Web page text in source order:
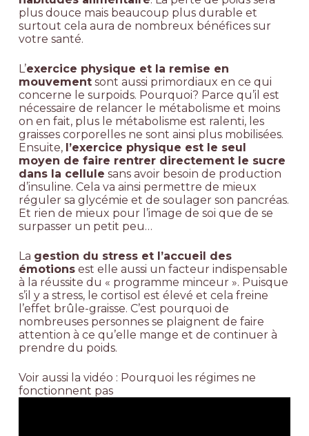
plus douce mais beaucoup plus durable et
surtout cela aura de nombreux bénéfices sur
votre santé.
L’exercice physique et la remise en
mouvementsont aussi primordiaux en ce qui
concerne le surpoids. Pourquoi? Parce qu’il est
nécessaire de relancer le métabolisme et moins
on en fait, plus le métabolisme est ralenti, les
graisses corporelles ne sont ainsi plus mobilisées.
Ensuite, l’exercice physique est le seul
moyen de faire rentrer directement le sucre
dans la cellule sans avoir besoin de production
d’insuline. Cela va ainsi permettre de mieux
réguler sa glycémie et de soulager son pancréas.
Et rien de mieux pour l’image de soi que de se
surpasser un petit peu…
La gestion du stress et l’accueil des
émotionsest elle aussi un facteur indispensable
à la réussite du « programme minceur ». Puisque
s’il y a stress, le cortisol est élevé et cela freine
l’effet brûle-graisse. C’est pourquoi de
nombreuses personnes se plaignent de faire
attention à ce qu’elle mange et de continuer à
prendre du poids.
Voir aussi la vidéo : Pourquoi les régimes ne
fonctionnent pas